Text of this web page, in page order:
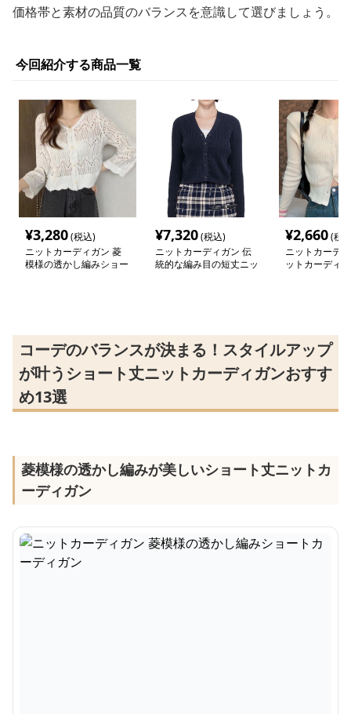
価格帯と素材の品質のバランスを意識して選びましょう。
今回紹介する商品一覧
¥3,280(税込)
ニットカーディガン 菱
模様の透かし編みショー
¥7,320(税込)
ニットカーディガン 伝
統的な編み目の短丈ニッ
¥2,660(税
ニットカーデ
ットカーディ
コーデのバランスが決まる！スタイルアップ
が叶うショート丈ニットカーディガンおすす
め13選
菱模様の透かし編みが美しいショート丈ニットカ
ーディガン